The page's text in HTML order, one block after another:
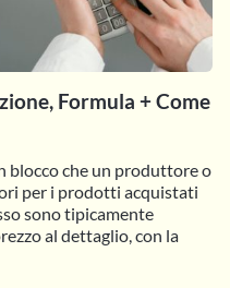
Formula + Come
blocco che un produttore o
per i prodotti acquistati
sono tipicamente
al dettaglio, con la